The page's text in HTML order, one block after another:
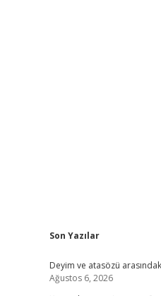
Sidebar
Son Yazılar
Deyim ve atasözü
Ağustos 6, 2026
vdcasino sitesi